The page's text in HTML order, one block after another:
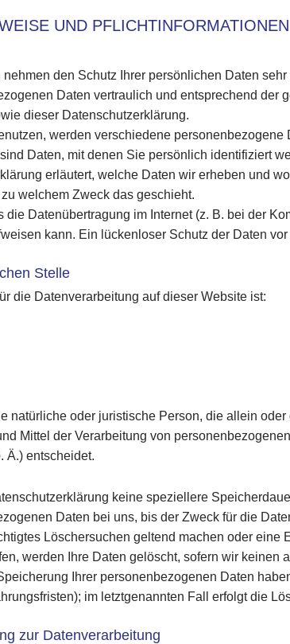
UND PFLICHTINFORMATIONEN
den Schutz Ihrer persönlichen Daten sehr
Daten vertraulich und entsprechend der
dieser Datenschutzerklärung.
werden verschiedene personenbezogene
Daten, mit denen Sie persönlich identifiziert
erläutert, welche Daten wir erheben und
welchem Zweck das geschieht.
die Datenübertragung im Internet (z. B. bei der
kann. Ein lückenloser Schutz der Daten
Stelle
die Datenverarbeitung auf dieser Website ist:
natürliche oder juristische Person, die allein
Mittel der Verarbeitung von
Ä.) entscheidet.
keine speziellere
Daten bei uns, bis der Zweck für die
Löschersuchen geltend machen oder eine
werden Ihre Daten gelöscht, sofern wir keinen
Ihrer personenbezogenen Daten
im letztgenannten Fall erfolgt die
zur Datenverarbeitung